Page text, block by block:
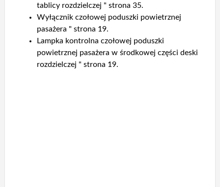
tablicy rozdzielczej " strona 35.
Wyłącznik czołowej poduszki powietrznej
pasażera " strona 19.
Lampka kontrolna czołowej poduszki
powietrznej pasażera w środkowej części deski
rozdzielczej " strona 19.